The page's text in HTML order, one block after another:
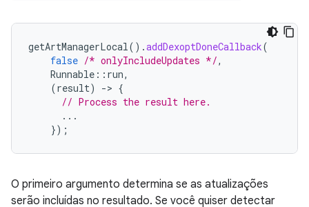
getArtManagerLocal().addDexoptDoneCallback(
false /* onlyIncludeUpdates */,
Runnable :: run,
(result) -> {
// Process the result here.
...
});
O primeiro argumento determina se as atualizações
serão incluídas no resultado. Se você quiser detectar